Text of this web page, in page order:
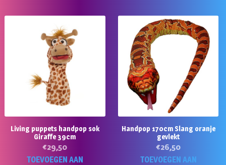
Living puppets handpop sok
Giraffe 39cm
€29,50
TOEVOEGEN AAN
Handpop 170cm Slang oranje
gevlekt
€26,50
TOEVOEGEN AAN